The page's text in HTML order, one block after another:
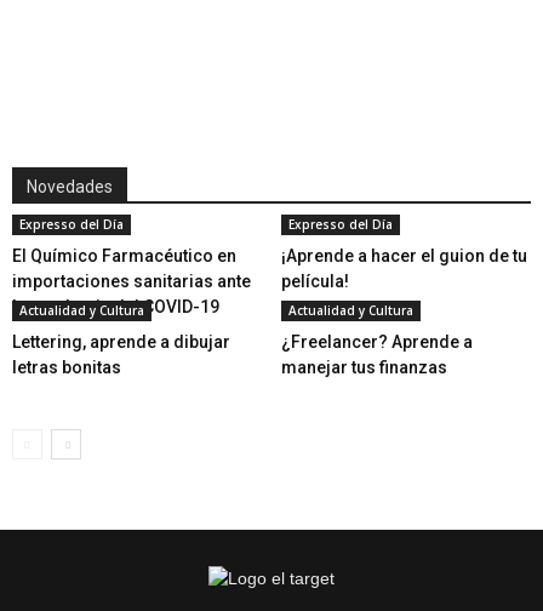
Novedades
Expresso del Día
El Químico Farmacéutico en
importaciones sanitarias ante
la pandemia del COVID-19
Expresso del Día
¡Aprende a hacer el guion de tu
película!
Actualidad y Cultura
Lettering, aprende a dibujar
letras bonitas
Actualidad y Cultura
¿Freelancer? Aprende a
manejar tus finanzas